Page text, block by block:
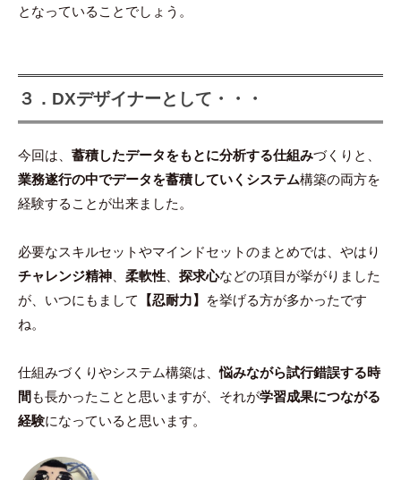
となっていることでしょう。
３．DXデザイナーとして・・・
今回は、 蓄積したデータをもとに分析する仕組みづくりと、
業務遂行の中でデータを蓄積していくシステム構築の両方を
経験することが出来ました。
必要なスキルセットやマインドセットのまとめでは、やはり
チャレンジ精神、 柔軟性、 探求心などの項目が挙がりました
が、いつにもまして
【忍耐力】
を挙げる方が多かったです
ね。
仕組みづくりやシステム構築は、悩みながら試行錯誤する時
間 も長かったことと思いますが、それが学習成果につながる
経験になっていると思います。